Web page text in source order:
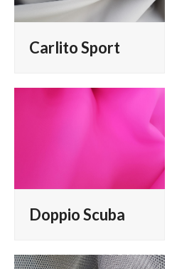
Carlito Sport
Doppio Scuba